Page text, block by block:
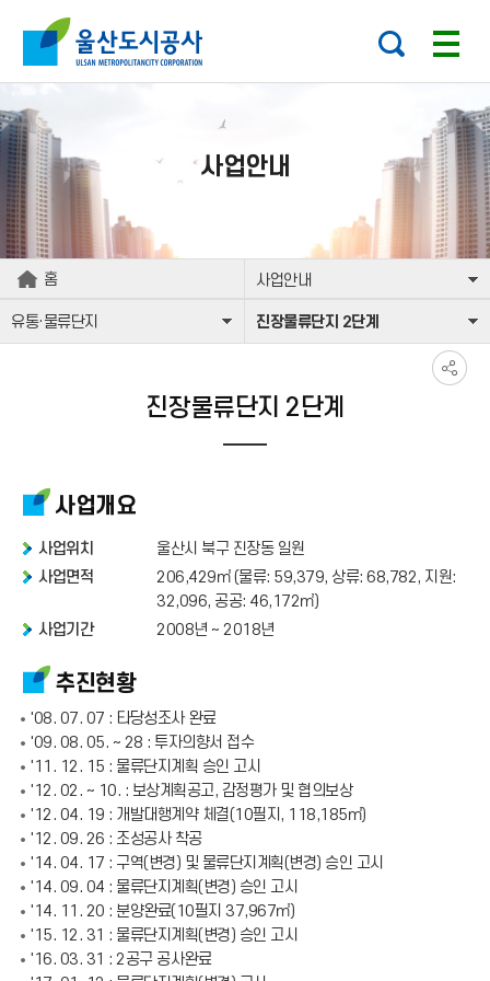
본문으로가기
주요 메뉴로 건너뛰기
사업안내
홈 사업안내
유통·물류단지 진장물류단지 2단계
진장물류단지 2단계
사업개요
사업위치
울산시 북구 진장동 일원
사업면적
206,429㎡ (물류: 59,379, 상류: 68,782, 지원:
32,096, 공공: 46,172㎡)
사업기간
2008년 ~ 2018년
추진현황
'08. 07. 07 : 타당성조사 완료
'09. 08. 05. ~ 28 : 투자의향서 접수
'11. 12. 15 : 물류단지계획 승인 고시
'12. 02. ~ 10. : 보상계획공고, 감정평가 및 협의보상
'12. 04. 19 : 개발대행계약 체결(10필지, 118,185㎡)
'12. 09. 26 : 조성공사 착공
'14. 04. 17 : 구역(변경) 및 물류단지계획(변경) 승인 고시
'14. 09. 04 : 물류단지계획(변경) 승인 고시
'14. 11. 20 : 분양완료(10필지 37,967㎡)
'15. 12. 31 : 물류단지계획(변경) 승인 고시
'16. 03. 31 : 2공구 공사완료